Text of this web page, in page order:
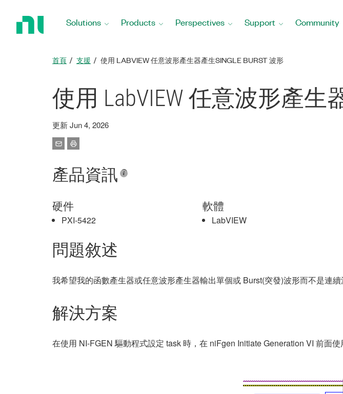
Solutions Products Perspectives Support Community
首頁 支援 使用 LABVIEW 任意波形產生器產生SINGLE BURST 波形
使用 LabVIEW 任意波形產生
更新 Jun 4, 2026
產品資訊
硬件
PXI-5422
軟體
LabVIEW
問題敘述
我希望我的函數產生器或任意波形產生器輸出單個或 Burst(突發)波形而不是連
解決方案
在使用 NI-FGEN 驅動程式設定 task 時，在 niFgen Initiate Generation VI 前面